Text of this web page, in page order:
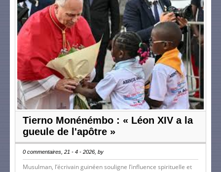
Tierno Monénémbo : « Léon XIV a la
gueule de l'apôtre »
0 commentaires, 21 - 4 - 2026, by
Musulman, l’écrivain guinéen souligne l’influence spirituelle et